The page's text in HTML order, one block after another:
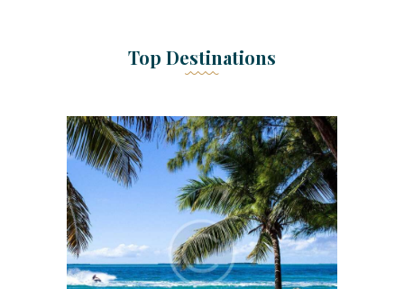
Top Destinations